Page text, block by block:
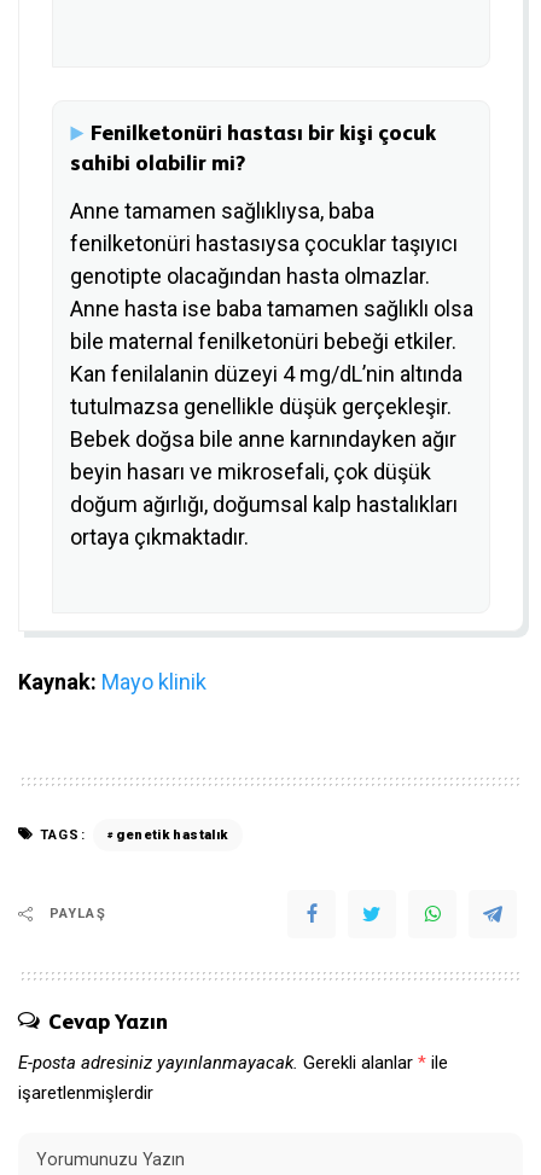
Fenilketonüri hastası bir kişi çocuk
sahibi olabilir mi?
Anne tamamen sağlıklıysa, baba
fenilketonüri hastasıysa çocuklar taşıyıcı
genotipte olacağından hasta olmazlar.
Anne hasta ise baba tamamen sağlıklı olsa
bile maternal fenilketonüri bebeği etkiler.
Kan fenilalanin düzeyi 4 mg/dL’nin altında
tutulmazsa genellikle düşük gerçekleşir.
Bebek doğsa bile anne karnındayken ağır
beyin hasarı ve mikrosefali, çok düşük
doğum ağırlığı, doğumsal kalp hastalıkları
ortaya çıkmaktadır.
Kaynak: Mayo klinik
TAGS: genetik hastalık
PAYLAŞ
Cevap Yazın
E-posta adresiniz yayınlanmayacak. Gerekli alanlar * ile
işaretlenmişlerdir